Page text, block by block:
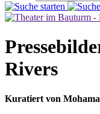
Rivers
Kuratiert von